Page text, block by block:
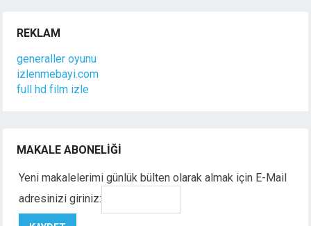
REKLAM
generaller oyunu
izlenmebayi.com
full hd film izle
MAKALE ABONELIĞI
Yeni makalelerimi günlük bülten olarak almak için E-Mail
adresinizi giriniz: